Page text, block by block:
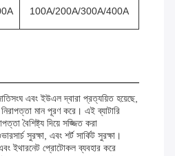
100A/200A/300A/400A
এবং ইউএল দ্বারা প্রত্যয়িত হয়েছে,
নিরাপত্তা মান পূরণ করে। এই ব্যাটারি
বৈশিষ্ট্য দিয়ে সজ্জিত করা
সুরক্ষা, এবং শর্ট সার্কিট সুরক্ষা।
প্রোটোকল ব্যবহার করে